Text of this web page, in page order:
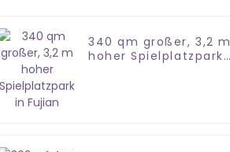
340 qm großer, 3,2 m
hoher Spielplatzpark